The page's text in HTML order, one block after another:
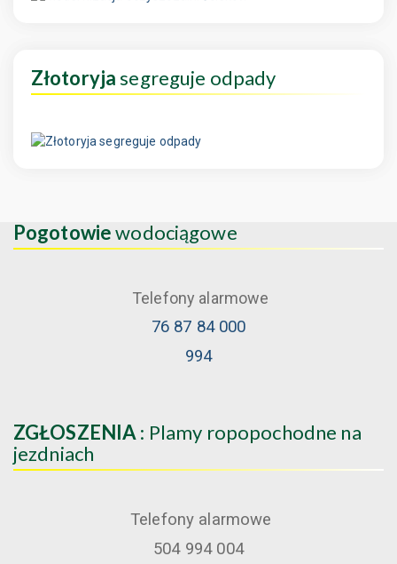
Złotoryjasegreguje odpady
Pogotowiewodociągowe
Telefony alarmowe
76 87 84 000
994
ZGŁOSZENIA : Plamy ropopochodne na
jezdniach
Telefony alarmowe
504 994 004